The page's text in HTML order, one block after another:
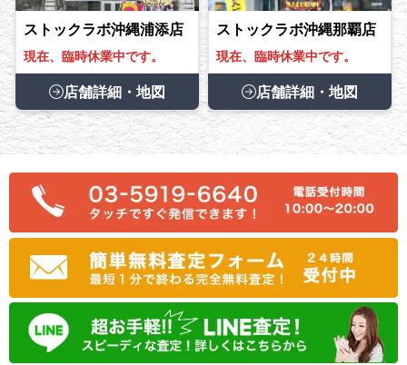
ストックラボ沖縄浦添店
現在、臨時休業中です。
店舗詳細・地図
ストックラボ沖縄那覇店
現在、臨時休業中です。
店舗詳細・地図